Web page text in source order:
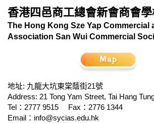
香港四邑商工總會新會商會
The Hong Kong Sze Yap Commercial
Association San Wui Commercial
地址: 九龍大坑東棠蔭街21號
Address: 21 Tong Yam Street, Tai Hang
Tel：2777 9515
Fax：2776 1344
Email： info@sycias.edu.hk